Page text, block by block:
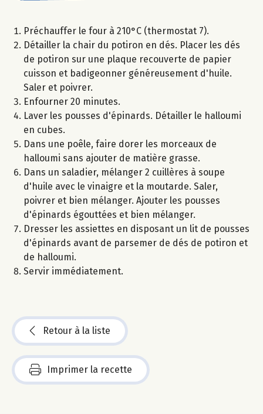
Préchauffer le four à 210°C (thermostat 7).
Détailler la chair du potiron en dés. Placer les dés
de potiron sur une plaque recouverte de papier
cuisson et badigeonner généreusement d'huile.
Saler et poivrer.
Enfourner 20 minutes.
Laver les pousses d'épinards. Détailler le halloumi
en cubes.
Dans une poêle, faire dorer les morceaux de
halloumi sans ajouter de matière grasse.
Dans un saladier, mélanger 2 cuillères à soupe
d'huile avec le vinaigre et la moutarde. Saler,
poivrer et bien mélanger. Ajouter les pousses
d'épinards égouttées et bien mélanger.
Dresser les assiettes en disposant un lit de pousses
d'épinards avant de parsemer de dés de potiron et
de halloumi.
Servir immédiatement.
Retour à la liste
Imprimer la recette